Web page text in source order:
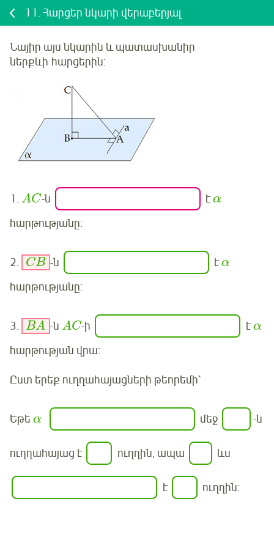
11. Հարցեր նկարի վերաբերյալ
Նայիր այս նկարին և պատասխանիր
ներքևի հարցերին:
1. AC-ն էα
հարթությանը:
2. CB -ն էα
հարթությանը:
3. BA -ն AC-ի էα
հարթության վրա:
Ըստ երեք ուղղահայացների թեորեմի՝
Եթե α մեջ -ն
ուղղահայաց է ուղղին, ապա ևս
է ուղղին: